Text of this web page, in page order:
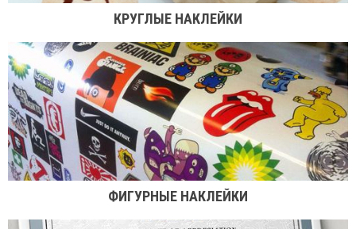
КРУГЛЫЕ НАКЛЕЙКИ
ФИГУРНЫЕ НАКЛЕЙКИ